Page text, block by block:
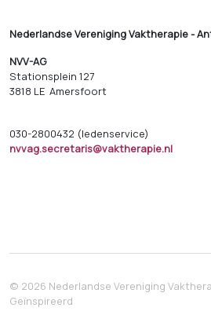
Nederlandse Vereniging Vaktherapie -
NVV-AG
Stationsplein 127
3818 LE Amersfoort
030-2800432 (ledenservice)
nvvag.secretaris@vaktherapie.nl
© 2026 Nederlandse Vereniging
Geïnspireerd